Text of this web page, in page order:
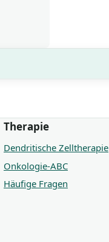
Therapie
Dendritische Zelltherapie
Onkologie-ABC
Häufige Fragen